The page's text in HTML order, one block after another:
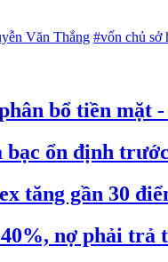
Văn Thắng #vốn chủ sở
bổ tiền mặt
ổn định
tăng gần 30
nợ phải trả